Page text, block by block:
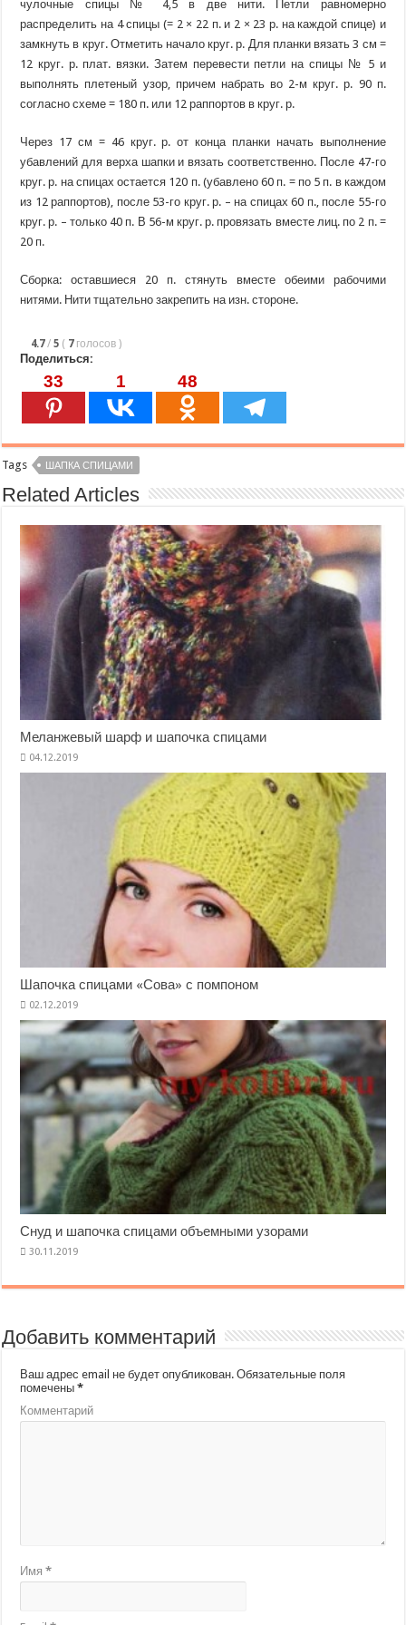
чулочные спицы № 4,5 в две нити. Петли равномерно
распределить на 4 спицы (= 2 × 22 п. и 2 × 23 р. на каждой спице) и
замкнуть в круг. Отметить начало круг. р. Для планки вязать 3 см =
12 круг. р. плат. вязки. Затем перевести петли на спицы № 5 и
выполнять плетеный узор, причем набрать во 2-м круг. р. 90 п.
согласно схеме = 180 п. или 12 раппортов в круг. р.
Через 17 см = 46 круг. р. от конца планки начать выполнение
убавлений для верха шапки и вязать соответственно. После 47-го
круг. р. на спицах остается 120 п. (убавлено 60 п. = по 5 п. в каждом
из 12 раппортов), после 53-го круг. р. – на спицах 60 п., после 55-го
круг. р. – только 40 п. В 56-м круг. р. провязать вместе лиц. по 2 п. =
20 п.
Сборка: оставшиеся 20 п. стянуть вместе обеими рабочими
нитями. Нити тщательно закрепить на изн. стороне.
4.7 / 5 ( 7 голосов)
Поделиться:
33 1 48
Tags ШАПКА СПИЦАМИ
Related Articles
Меланжевый шарф и шапочка спицами
Шапочка спицами «Сова» с помпоном
Снуд и шапочка спицами объемными узорами
Добавить комментарий
Ваш адрес email не будет опубликован. Обязательные поля
помечены*
Комментарий
Имя*